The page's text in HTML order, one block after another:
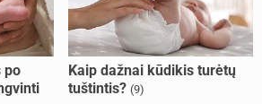
po
Kaip dažnai kūdikis turėtų
tuštintis? (9)